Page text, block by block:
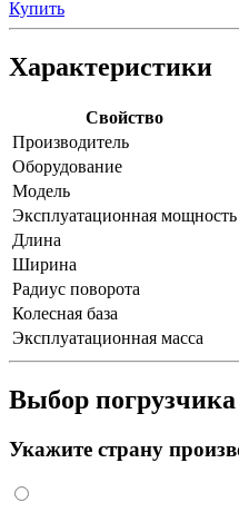
Купить
Характеристики
Свойство
Производитель
Оборудование
Модель
Эксплуатационная мощность
Длина
Ширина
Радиус поворота
Колесная база
Эксплуатационная масса
Выбор погрузчика
Укажите страну